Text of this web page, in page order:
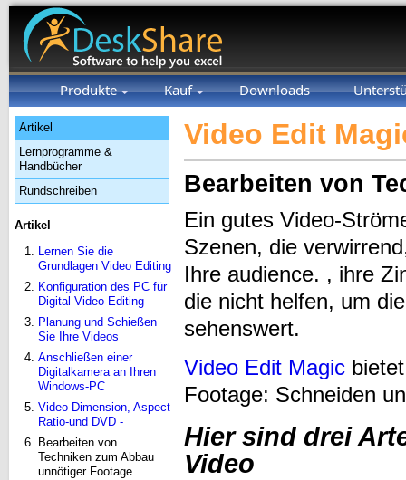
Produkte Kauf Downloads
Artikel
Lernprogramme &
Handbücher
Rundschreiben
Artikel
Lernen Sie die
Grundlagen Video Editing
Konfiguration des PC für
Digital Video Editing
Planung und Schießen
Sie Ihre Videos
Anschließen einer
Digitalkamera an Ihren
Windows-PC
Video Dimension, Aspect
Ratio-und DVD -
Bearbeiten von
Techniken zum Abbau
unnötiger Footage
Video Edit
Bearbeiten von
Ein gutes Video-
Szenen, die
Ihre audience. , ihre
die nicht helfen, um
sehenswert.
Video Edit Magic
Footage: Schneiden
Hier sind drei
Video